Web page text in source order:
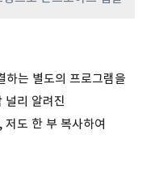
하는 별도의 프로그램을
널리 알려진
도 한 부 복사하여